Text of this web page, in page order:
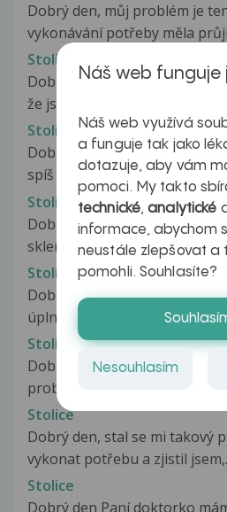
Dobrý den, můj problém je
vykonávání potřeby měla
Stolice
Dobrý den, 2x během
že jsem při tlačení stolice...
Stolice
Dobrý den, chodil jsem na
spíš ob den. Nyní chodím 3-4...
Stolice
Dobrý den již druhý rok
sklenici Koruní jemně perlivé...
Stolice
Dobrý den, již více než rok
úplně vždy, ale často....
Stolice
Dobrý den, Je mi 16 let a mám
problém s vylučováním -
Stolice
Dobrý den, stal se mi takový
vykonat potřebu a zjistil
Stolice
Dobrý den Paní doktorko
Náš web funguje
Náš web využívá
a funguje tak jako
dotazuje, aby vám
pomoci. My takto
technické,analytické
informace, abychom
neustále zlepšovat a
pomohli. Souhlasíte?
Nesouhlasím